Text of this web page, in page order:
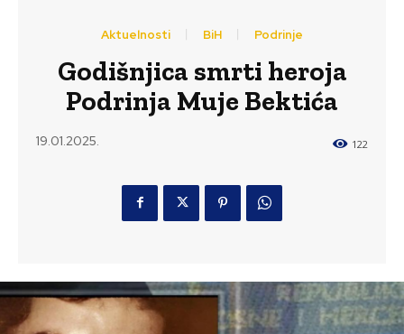
Aktuelnosti BiH Podrinje
Godišnjica smrti heroja
Podrinja Muje Bektića
19.01.2025. 122